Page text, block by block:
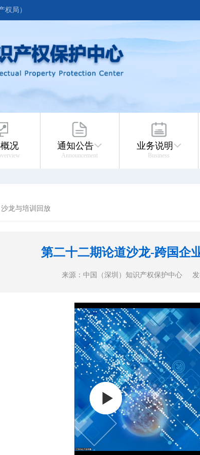
权局）
况 通知公告
Announcement
业务说明
Business
沙龙与培训回放
第二十二期论道沙龙-跨国企
来源：中国（深圳）知识产权保护中心